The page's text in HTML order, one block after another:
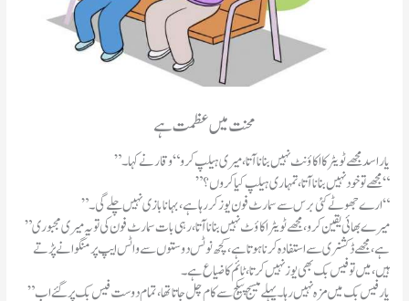
محنت میں عظمت ہے
”یار اسد مجھے ٹویٹر کا اکاؤنٹ نہیں بنانا آتا،میری ہیلپ کرو“ وقار نے کہا۔
”مجھے تو خود نہیں بنانا آتا،تمہاری ہیلپ کیا کروں؟“
”ارے جھوٹے کئی برس سے سمارٹ فون یوز کر رہا ہے،بہانا بازی نہیں چلے گی۔“
”میرے بھائی یقین کرو،مجھے ٹویٹر اکاؤٹ نہیں بنانا آتا،رہی بات سمارٹ فون کی تو یہ میری مجبوری
ہے،مجھے ڈکشنری سے استفادہ کرنا ہوتا ہے،کچھ نوٹس دوستوں سے واٹس ایپ پر منگوانے پڑتے
ہیں،میں تو فیس بک بھی یوز نہیں کرتا،ٹائم کا ضیاع ہے۔
”یار فیس بک میں مزہ نہیں رہا۔پہلے میسج پیکج سے کام چل جاتا تھا،تمام دوست فیس بک پر گئے اب